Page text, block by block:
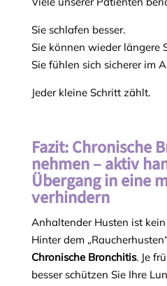
Sie schlafen besser.
Sie können wieder längere
Sie fühlen sich sicherer im
Jeder kleine Schritt zählt.
Fazit: Chronische
nehmen – aktiv
Übergang in eine
verhindern
Anhaltender Husten ist
Hinter dem
Chronische Bronchitis. Je
besser schützen Sie Ihre